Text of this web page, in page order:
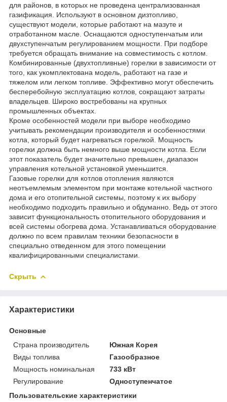
для районов, в которых не проведена централизованная
газификация. Используют в основном дизтопливо,
существуют модели, которые работают на мазуте и
отработанном масле. Оснащаются одноступенчатым или
двухступенчатым регулированием мощности. При подборе
требуется обращать внимание на совместимость с котлом.
Комбинированные (двухтопливные) горелки в зависимости от
того, как укомплектована модель, работают на газе и
тяжелом или легком топливе. Эффективно могут обеспечить
бесперебойную эксплуатацию котлов, сокращают затраты
владельцев. Широко востребованы на крупных
промышленных объектах.
Кроме особенностей модели при выборе необходимо
учитывать рекомендации производителя и особенностями
котла, который будет нагреваться горелкой. Мощность
горелки должна быть немного выше мощности котла. Если
этот показатель будет значительно превышен, диапазон
управления котельной установкой уменьшится.
Газовые горелки для котлов отопления являются
неотъемлемым элементом при монтаже котельной частного
дома и его отопительной системы, поэтому к их выбору
необходимо подходить правильно и обдуманно. Ведь от этого
зависит функциональность отопительного оборудования и
всей системы обогрева дома. Устанавливаться оборудование
должно по всем правилам техники безопасности в
специально отведенном для этого помещении
квалифицированными специалистами.
Скрыть
Характеристики
Основные
Страна производитель
Южная Корея
Виды топлива
Газообразное
Мощность номинальная
733 кВт
Регулирование
Одноступенчатое
Пользовательские характеристики